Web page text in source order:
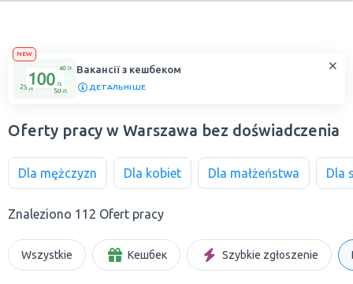
NEW
Вакансії з кешбеком
ДЕТАЛЬНІШЕ
Oferty pracy w Warszawa bez doświadczenia
Dla mężczyzn Dla kobiet Dla małżeństwa Dla
Znaleziono 112 Ofert pracy
Wszystkie Кешбек Szybkie zgłoszenie